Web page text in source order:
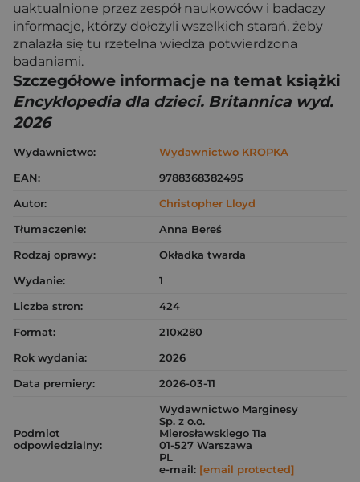
uaktualnione przez zespół naukowców i badaczy
informacje, którzy dołożyli wszelkich starań, żeby
znalazła się tu rzetelna wiedza potwierdzona
badaniami.
Szczegółowe informacje na temat książki
Encyklopedia dla dzieci. Britannica wyd.
2026
Wydawnictwo:
Wydawnictwo KROPKA
EAN:
9788368382495
Autor:
Christopher Lloyd
Tłumaczenie:
Anna Bereś
Rodzaj oprawy:
Okładka twarda
Wydanie:
1
Liczba stron:
424
Format:
210x280
Rok wydania:
2026
Data premiery:
2026-03-11
Podmiot
odpowiedzialny:
Wydawnictwo Marginesy
Sp. z o.o.
Mierosławskiego 11a
01-527 Warszawa
PL
e-mail: [email protected]